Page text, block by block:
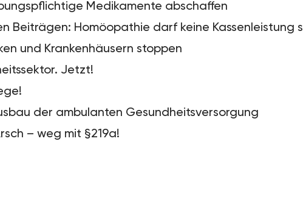
Medikamente abschaffen
Beiträgen: Homöopathie darf keine Kassenleistung
und Krankenhäusern stoppen
Jetzt!
der ambulanten Gesundheitsversorgung
– weg mit §219a!